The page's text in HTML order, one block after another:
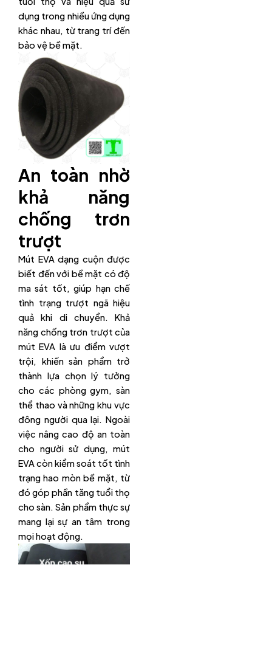
dụng trong nhiều ứng dụng
khác nhau, từ trang trí đến
bảo vệ bề mặt.
An toàn nhờ
khả năng
chống trơn
trượt
Mút EVA dạng cuộn được
biết đến với bề mặt có độ
ma sát tốt, giúp hạn chế
tình trạng trượt ngã hiệu
quả khi di chuyển. Khả
năng chống trơn trượt của
mút EVA là ưu điểm vượt
trội, khiến sản phẩm trở
thành lựa chọn lý tưởng
cho các phòng gym, sàn
thể thao và những khu vực
đông người qua lại. Ngoài
việc nâng cao độ an toàn
cho người sử dụng, mút
EVA còn kiểm soát tốt tình
trạng hao mòn bề mặt, từ
đó góp phần tăng tuổi thọ
cho sàn. Sản phẩm thực sự
mang lại sự an tâm trong
mọi hoạt động.